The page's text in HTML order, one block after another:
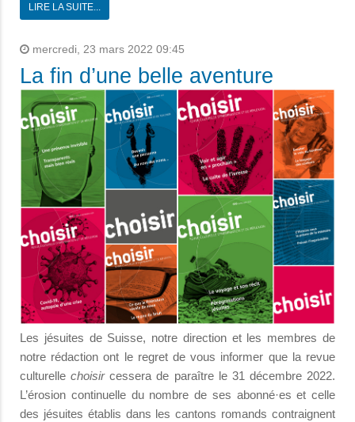
LIRE LA SUITE...
mercredi, 23 mars 2022 09:45
La fin d’une belle aventure
Les jésuites de Suisse, notre direction et les membres de
notre rédaction ont le regret de vous informer que la revue
culturellechoisircessera de paraître le 31 décembre 2022.
L’érosion continuelle du nombre de ses abonné·es et celle
des jésuites établis dans les cantons romands contraignent